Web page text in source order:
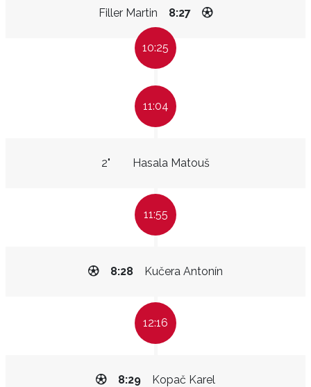
Filler Martin 8:27
10:25
11:04
Hasala Matouš
2"
11:55
Kučera Antonín
8:28
12:16
Kopač Karel
8:29